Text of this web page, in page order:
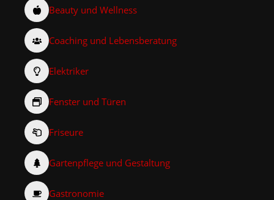
Beauty und Wellness
Coaching und Lebensberatung
Elektriker
Fenster und Türen
Friseure
Gartenpflege und Gestaltung
Gastronomie